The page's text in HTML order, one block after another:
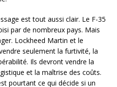
est tout aussi clair. Le F-35
par de nombreux pays. Mais
Lockheed Martin et le
seulement la furtivité, la
Ils devront vendre la
et la maîtrise des coûts.
pourtant ce qui décide si un